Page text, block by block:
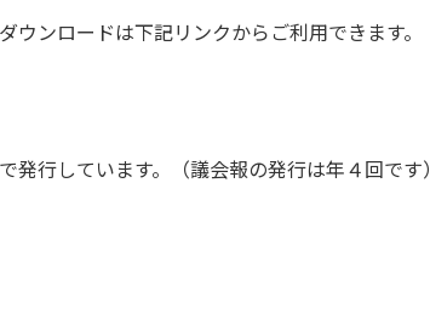
ンロードは下記リンクからご利用できます。
行しています。（議会報の発行は年４回です）